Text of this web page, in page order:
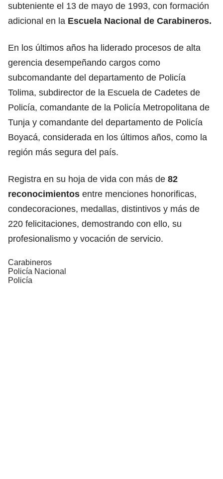
subteniente el 13 de mayo de 1993, con formación
adicional en la Escuela Nacional de Carabineros.
En los últimos años ha liderado procesos de alta
gerencia desempeñando cargos como
subcomandante del departamento de Policía
Tolima, subdirector de la Escuela de Cadetes de
Policía, comandante de la Policía Metropolitana de
Tunja y comandante del departamento de Policía
Boyacá, considerada en los últimos años, como la
región más segura del país.
Registra en su hoja de vida con más de 82
reconocimientos entre menciones honorificas,
condecoraciones, medallas, distintivos y más de
220 felicitaciones, demostrando con ello, su
profesionalismo y vocación de servicio.
Carabineros
Policía Nacional
Policía